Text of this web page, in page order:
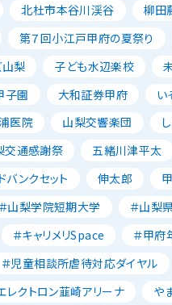
北杜市本谷川渓谷 柳田
第７回小江戸甲府の夏祭り
山梨 子ども水辺楽校
子園 大和証券甲府 い
医院 山梨交響楽団
交通感謝祭 五緒川津平太
バンクセット 伸太郎
＃山梨学院短期大学 ＃山梨
＃キャリメリSpace ＃甲府
＃児童相談所虐待対応ダイヤル
レクトロン韮崎アリーナ や